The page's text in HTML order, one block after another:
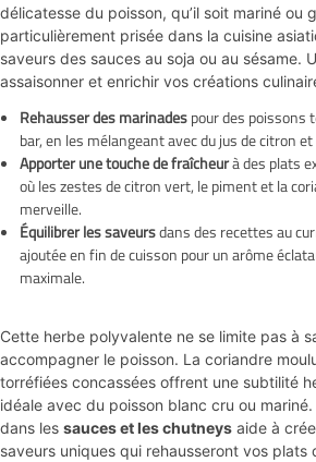
délicatesse du poisson, qu’il soit mariné ou
particulièrement prisée dans la cuisine
saveurs des sauces au soja ou au sésame.
assaisonner et enrichir vos créations
Rehausser des marinadespour des poissons
bar, en les mélangeant avec du jus de citron et
Apporter une touche de fraîcheurà des plats
où les zestes de citron vert, le piment et la
merveille.
Équilibrer les saveursdans des recettes au
ajoutée en fin de cuisson pour un arôme
maximale.
Cette herbe polyvalente ne se limite pas à
accompagner le poisson. La coriandre
torréfiées concassées offrent une subtilité
idéale avec du poisson blanc cru ou
dans les sauces et les chutneys aide à
saveurs uniques qui rehausseront vos plats